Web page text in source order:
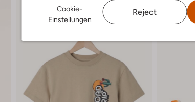
Cookie-
Einstellungen
Reject